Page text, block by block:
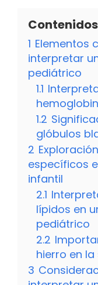
Contenidos
1 Elementos
interpretar
pediátrico
1.1
1.2
glóbulos
2
específicos
infantil
2.1
lípidos en
pediátrico
2.2
hierro en
3